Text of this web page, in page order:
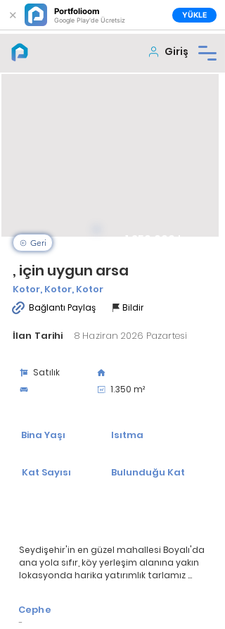
✕ Portfolioom
Google Play'de Ücretsiz
YÜKLE
Giriş
Geri 1.250.000₺
, için uygun arsa
Kotor, Kotor, Kotor
Bildir
İlan Tarihi 8 Haziran 2026 Pazartesi
Satılık
1.350 m²
Bina Yaşı Isıtma
Kat Sayısı Bulunduğu Kat
Seydişehir'in en güzel mahallesi Boyalı'da
ana yola sıfır, köy yerleşim alanına yakın
lokasyonda harika yatırımlık tarlamız
- 1350m2
Bağlantı Paylaş
Cephe
-